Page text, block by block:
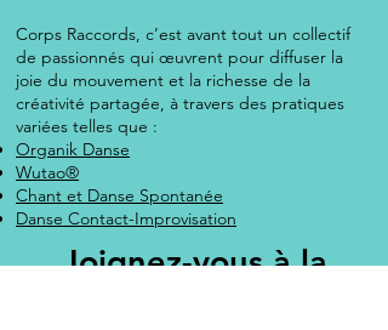
Corps Raccords, c’est avant tout un collectif
de passionnés qui œuvrent pour diffuser la
joie du mouvement et la richesse de la
créativité partagée, à travers des pratiques
variées telles que :
Organik Danse
Wutao®
Chant et Danse Spontanée
Danse Contact-Improvisation
Joignez-vous à la